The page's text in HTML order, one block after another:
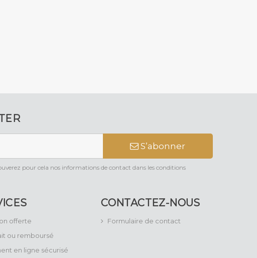
S’abonner
pour cela nos informations de contact dans les conditions
offerte
ou remboursé
en ligne sécurisé
CONTACTEZ-NOUS
Formulaire de contact